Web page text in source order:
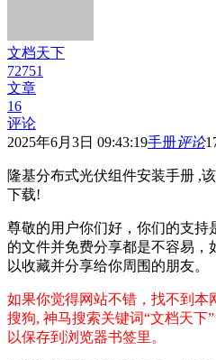
文档天下
72751
文章
16
评论
2025年6月3日 09:43:19手册评论
隆基分布式光伏组件安装手册 ,
下载!
尊敬的用户你们好，你们的支持
的文件并免费分享都是不容易
以收藏并分享给你周围的朋友。
如果你觉得网站不错，找不到本
搜狗, 神马搜索关键词“文档天下
以保存到浏览器书签里。